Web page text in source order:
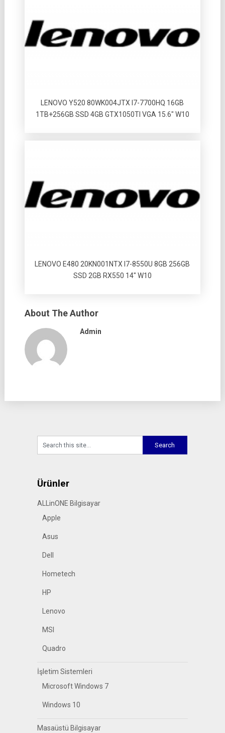
LENOVO Y520 80WK004JTX I7-7700HQ 16GB
1TB+256GB SSD 4GB GTX1050TI VGA 15.6″ W10
LENOVO E480 20KN001NTX I7-8550U 8GB 256GB
SSD 2GB RX550 14″ W10
About The Author
Admin
Ürünler
ALLinONE Bilgisayar
Apple
Asus
Dell
Hometech
HP
Lenovo
MSI
Quadro
İşletim Sistemleri
Microsoft Windows 7
Windows 10
Masaüstü Bilgisayar